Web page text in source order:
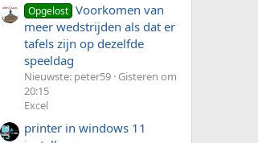
Opgelost Voorkomen van
meer wedstrijden als dat er
tafels zijn op dezelfde
speeldag
Nieuwste: peter59 Gisteren om
20:15
Excel
printer in windows 11